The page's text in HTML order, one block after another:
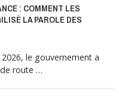
: COMMENT LES
LA PAROLE DES
le gouvernement a
route …